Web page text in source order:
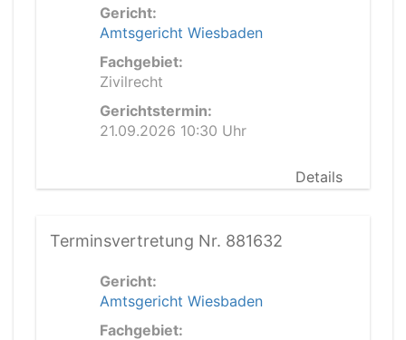
Gericht:
Amtsgericht Wiesbaden
Fachgebiet:
Zivilrecht
Gerichtstermin:
21.09.2026 10:30 Uhr
Details
Terminsvertretung Nr. 881632
Gericht:
Amtsgericht Wiesbaden
Fachgebiet: